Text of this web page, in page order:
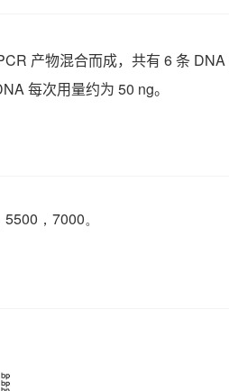
产物混合而成，共有6条 DNA
每次用量约为50 ng。
，7000。